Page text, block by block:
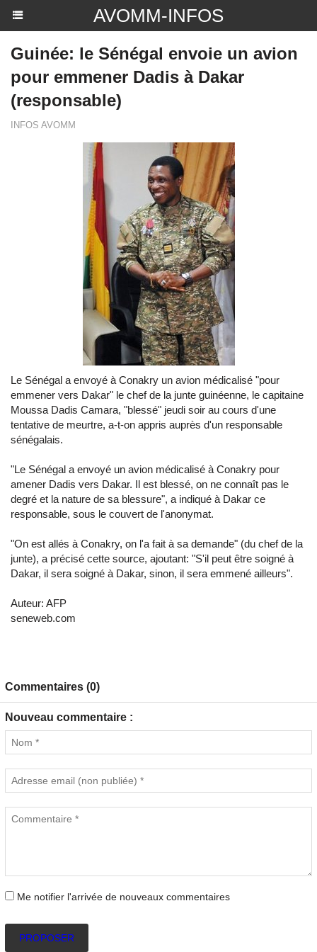
AVOMM-INFOS
Guinée: le Sénégal envoie un avion
pour emmener Dadis à Dakar
(responsable)
INFOS AVOMM
Le Sénégal a envoyé à Conakry un avion médicalisé "pour
emmener vers Dakar" le chef de la junte guinéenne, le capitaine
Moussa Dadis Camara, "blessé" jeudi soir au cours d'une
tentative de meurtre, a-t-on appris auprès d'un responsable
sénégalais.
"Le Sénégal a envoyé un avion médicalisé à Conakry pour
amener Dadis vers Dakar. Il est blessé, on ne connaît pas le
degré et la nature de sa blessure", a indiqué à Dakar ce
responsable, sous le couvert de l'anonymat.
"On est allés à Conakry, on l'a fait à sa demande" (du chef de la
junte), a précisé cette source, ajoutant: "S'il peut être soigné à
Dakar, il sera soigné à Dakar, sinon, il sera emmené ailleurs".
Auteur: AFP
seneweb.com
Commentaires (0)
Nouveau commentaire :
Me notifier l'arrivée de nouveaux commentaires
PROPOSER